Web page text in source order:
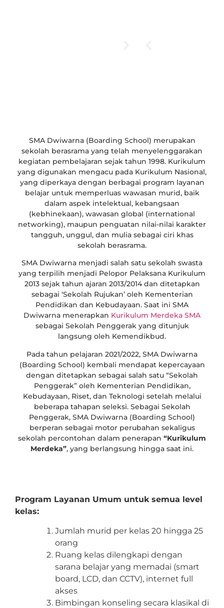
SMA Dwiwarna (Boarding School) merupakan
sekolah berasrama yang telah menyelenggarakan
kegiatan pembelajaran sejak tahun 1998. Kurikulum
yang digunakan mengacu pada Kurikulum Nasional,
yang diperkaya dengan berbagai program layanan
belajar untuk memperluas wawasan murid, baik
dalam aspek intelektual, kebangsaan
(kebhinekaan), wawasan global (international
networking), maupun penguatan nilai-nilai karakter
tangguh, unggul, dan mulia sebagai ciri khas
sekolah berasrama.
SMA Dwiwarna menjadi salah satu sekolah swasta
yang terpilih menjadi Pelopor Pelaksana Kurikulum
2013 sejak tahun ajaran 2013/2014 dan ditetapkan
sebagai ‘Sekolah Rujukan’ oleh Kementerian
Pendidikan dan Kebudayaan. Saat ini SMA
Dwiwarna menerapkan Kurikulum Merdeka SMA
sebagai Sekolah Penggerak yang ditunjuk
langsung oleh Kemendikbud.
Pada tahun pelajaran 2021/2022, SMA Dwiwarna
(Boarding School) kembali mendapat kepercayaan
dengan ditetapkan sebagai salah satu “Sekolah
Penggerak” oleh Kementerian Pendidikan,
Kebudayaan, Riset, dan Teknologi setelah melalui
beberapa tahapan seleksi. Sebagai Sekolah
Penggerak, SMA Dwiwarna (Boarding School)
berperan sebagai motor perubahan sekaligus
sekolah percontohan dalam penerapan “Kurikulum
Merdeka”, yang berlangsung hingga saat ini.
Program Layanan Umum untuk semua level
kelas:
Jumlah murid per kelas 20 hingga 25
orang
Ruang kelas dilengkapi dengan
sarana belajar yang memadai (smart
board, LCD, dan CCTV), internet full
akses
Bimbingan konseling secara klasikal di